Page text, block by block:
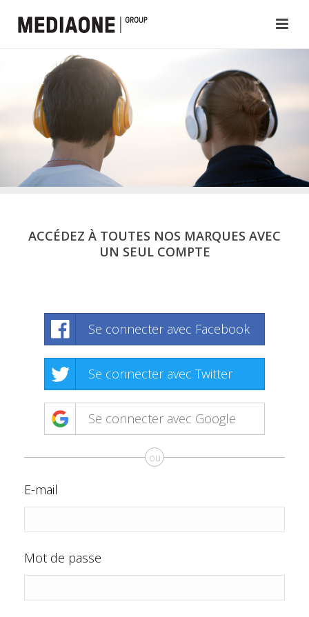
ACCÉDEZ À TOUTES NOS MARQUES AVEC
UN SEUL COMPTE
Se connecter avec Facebook
Se connecter avec Twitter
Se connecter avec Google
ou
E-mail
Mot de passe